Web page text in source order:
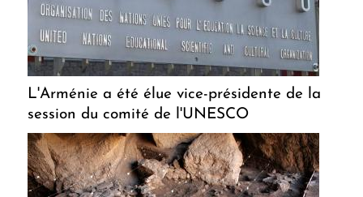
L'Arménie a été élue vice-présidente de la
session du comité de l'UNESCO